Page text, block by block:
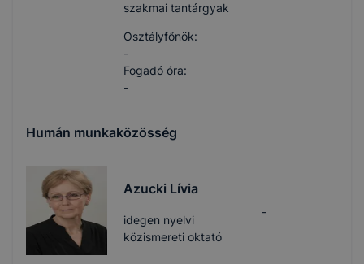
szakmai tantárgyak
Osztályfőnök:
-
Fogadó óra:
-
Humán munkaközösség
Azucki Lívia
idegen nyelvi
közismereti oktató
-